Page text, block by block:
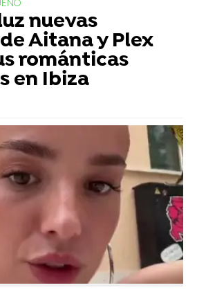
nuevas
Aitana y Plex
románticas
en Ibiza